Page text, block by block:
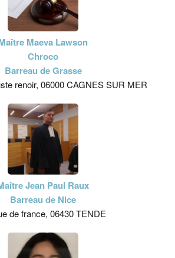
Maeva Lawson
Chroco
Barreau de Grasse
renoir, 06000 CAGNES SUR MER
Jean Paul Raux
Barreau de Nice
de france, 06430 TENDE